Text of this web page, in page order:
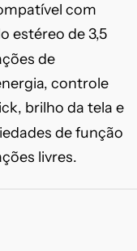
com
estéreo de 3,5
de
controle
brilho da tela e
de função
livres.